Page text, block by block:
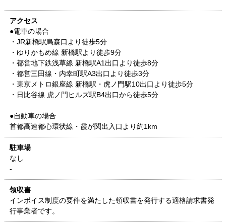
アクセス
●電車の場合
・JR新橋駅烏森口より徒歩5分
・ゆりかもめ線 新橋駅より徒歩9分
・都営地下鉄浅草線 新橋駅A1出口より徒歩8分
・都営三田線・内幸町駅A3出口より徒歩3分
・東京メトロ銀座線 新橋駅・虎ノ門駅10出口より徒歩5分
・日比谷線 虎ノ門ヒルズ駅B4出口から徒歩5分
●自動車の場合
首都高速都心環状線・霞が関出入口より約1km
駐車場
なし
-
領収書
インボイス制度の要件を満たした領収書を発行する適格請求書発
行事業者です。